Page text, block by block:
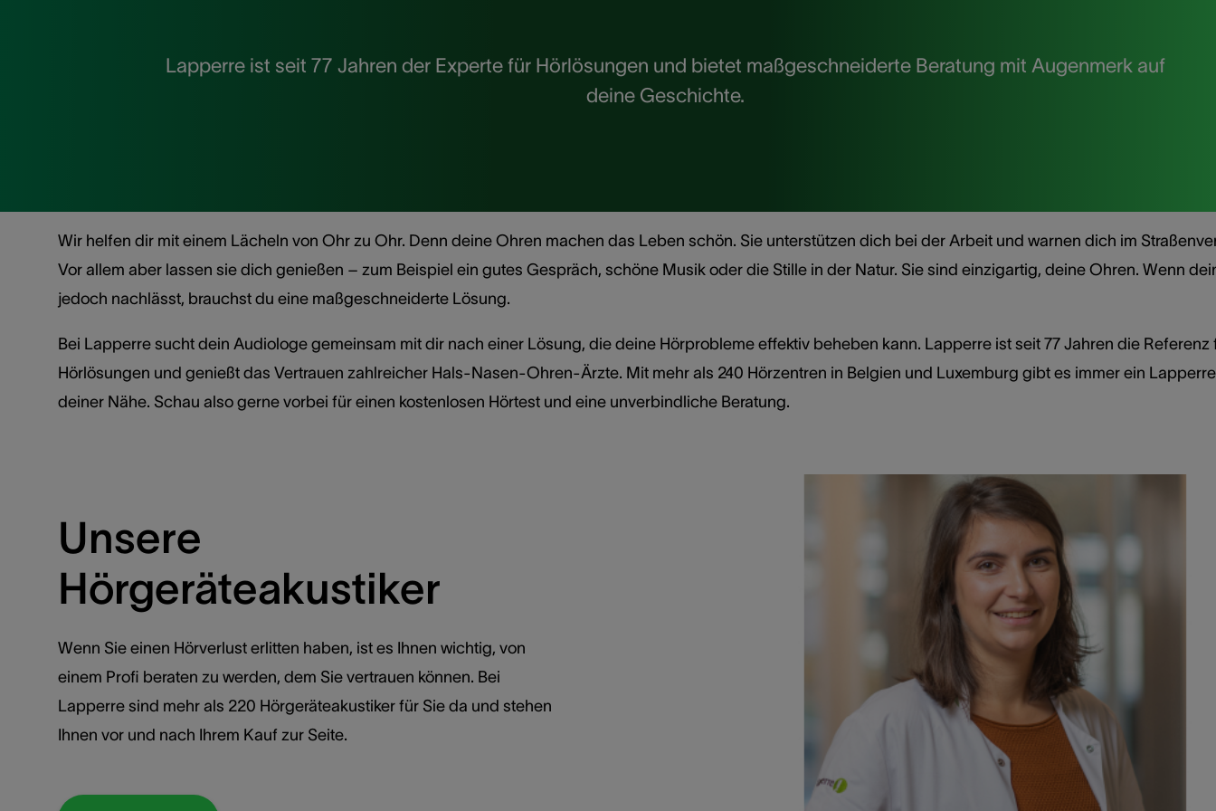
Lapperre ist seit 77 Jahren der Experte für Hörlösungen und bietet maßgeschneiderte Beratung mit Augenmerk auf
deine Geschichte.
Wir helfen dir mit einem Lächeln von Ohr zu Ohr. Denn deine Ohren machen das Leben schön. Sie unterstützen dich bei der Arbeit und warnen dich im
Vor allem aber lassen sie dich genießen – zum Beispiel ein gutes Gespräch, schöne Musik oder die Stille in der Natur. Sie sind einzigartig, deine Ohren. Wenn
jedoch nachlässt, brauchst du eine maßgeschneiderte Lösung.
Bei Lapperre sucht dein Audiologe gemeinsam mit dir nach einer Lösung, die deine Hörprobleme effektiv beheben kann. Lapperre ist seit 77 Jahren die Referenz
Hörlösungen und genießt das Vertrauen zahlreicher Hals-Nasen-Ohren-Ärzte. Mit mehr als 240 Hörzentren in Belgien und Luxemburg gibt es immer ein
deiner Nähe. Schau also gerne vorbei für einen kostenlosen Hörtest und eine unverbindliche Beratung.
Unsere
Hörgeräteakustiker
Wenn Sie einen Hörverlust erlitten haben, ist es Ihnen wichtig, von
einem Profi beraten zu werden, dem Sie vertrauen können. Bei
Lapperre sind mehr als 220 Hörgeräteakustiker für Sie da und stehen
Ihnen vor und nach Ihrem Kauf zur Seite.